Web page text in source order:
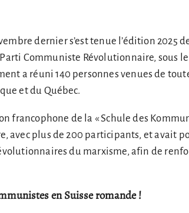
dernier s’est tenue l’édition 2025
Communiste Révolutionnaire, sous le
a réuni 140 personnes venues de
et du Québec.
francophone de la « Schule des
avec plus de 200 participants, et avait
du marxisme, afin de
en Suisse romande !